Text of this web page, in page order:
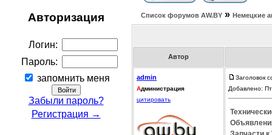
Авторизация
Логин:
Пароль:
запомнить меня
Забыли пароль?
Регистрация →
Список форумов АW.BY » Немецкие
Автор
admin
Администрация
цитировать
Заголовок
Добавлено: